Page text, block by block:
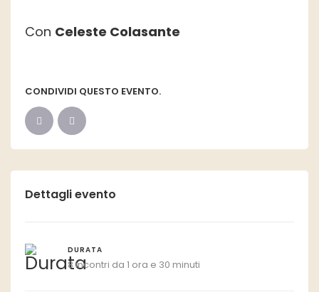
Con Celeste Colasante
CONDIVIDI QUESTO EVENTO.
Dettagli evento
DURATA
8 incontri da 1 ora e 30 minuti